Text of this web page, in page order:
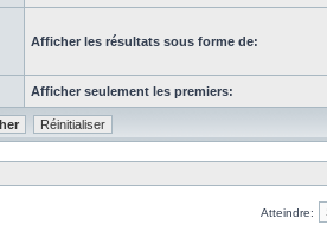
Afficher les résultats sous forme de:
Afficher seulement les premiers:
Atteindre: